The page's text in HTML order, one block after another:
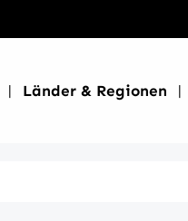
Länder & Regionen